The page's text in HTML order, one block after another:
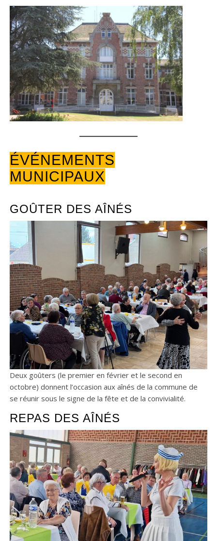
ÉVÉNEMENTS
MUNICIPAUX
GOÛTER DES AÎNÉS
Deux goûters (le premier en février et le second en
octobre) donnent l’occasion aux aînés de la commune de
se réunir sous le signe de la fête et de la convivialité.
REPAS DES AÎNÉS